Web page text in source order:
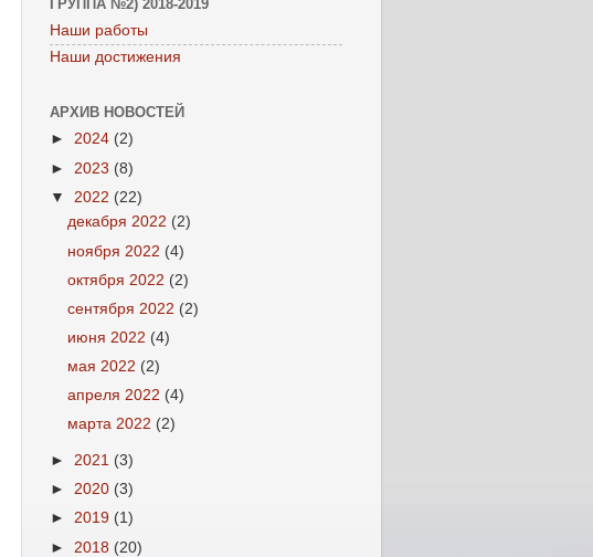
ГРУППА №2) 2018-2019
Наши работы
Наши достижения
АРХИВ НОВОСТЕЙ
► 2024 (2)
► 2023 (8)
▼ 2022 (22)
декабря 2022 (2)
ноября 2022 (4)
октября 2022 (2)
сентября 2022 (2)
июня 2022 (4)
мая 2022 (2)
апреля 2022 (4)
марта 2022 (2)
► 2021 (3)
► 2020 (3)
► 2019 (1)
► 2018 (20)